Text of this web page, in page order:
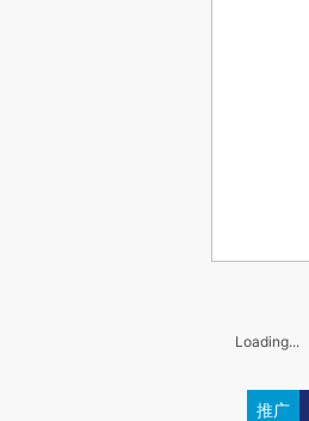
Loading...
推广